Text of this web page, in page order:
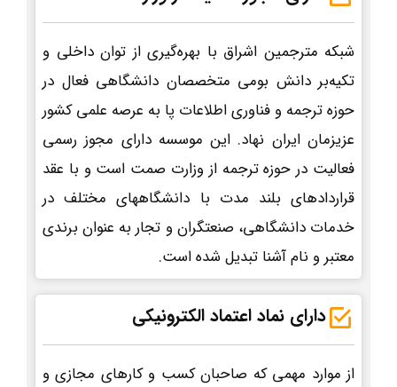
شبکه مترجمین اشراق با بهره‌گیری از توان داخلی و
تکیه‌بر دانش بومی متخصصان دانشگاهی فعال در
حوزه ترجمه و فناوری اطلاعات پا به عرصه علمی کشور
عزیزمان ایران نهاد. این موسسه دارای مجوز رسمی
فعالیت در حوزه ترجمه از وزارت صمت است و با عقد
قراردادهای بلند مدت با دانشگاههای مختلف در
خدمات دانشگاهی، صنعتگران و تجار به عنوان برندی
معتبر و نام آشنا تبدیل شده است.
دارای نماد اعتماد الکترونیکی
از موارد مهمی که صاحبان کسب و کارهای مجازی و